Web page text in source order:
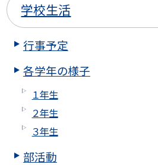
学校生活
行事予定
各学年の様子
１年生
２年生
３年生
部活動